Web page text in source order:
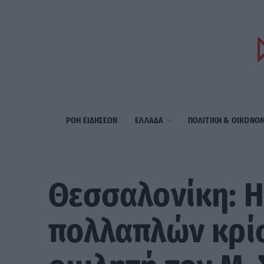
ΡΟΗ ΕΙΔΗΣΕΩΝ ΕΛΛΑΔΑ ΠΟΛΙΤΙΚΗ &
Θεσσαλονίκη:
πολλαπλών